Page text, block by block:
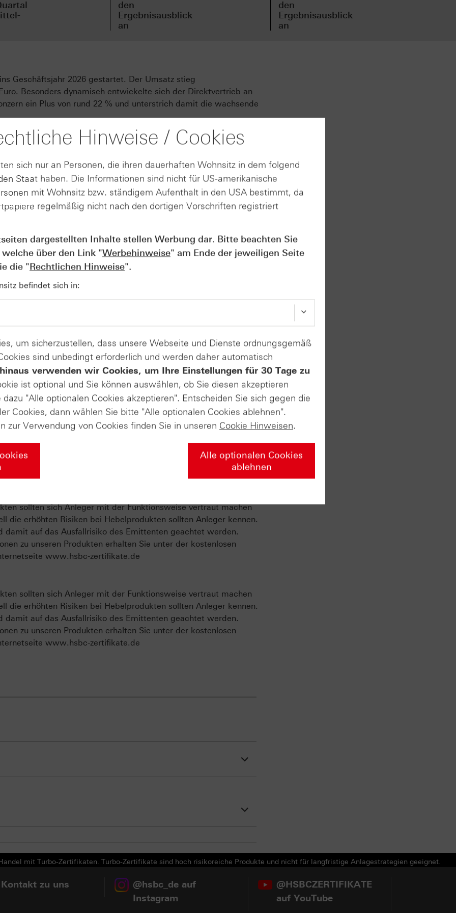
den
Ergebnisausblick
an
den
Ergebnisausblick
an
Geschäftsjahr 2026 gestartet. Der Umsatz stieg
Besonders dynamisch entwickelte sich der Direktvertrieb an
ein Plus von rund 22 % und unterstrich damit die wachsende
Die Bruttomarge lag bei ca. 51,1 %. Das
etwa 705 Mio. Euro, während die operative Marge um 0,8
fortgeführten Geschäftsbereichen stieg um rund 11 % auf ca.
durch sportliche Erfolge im Laufsport: Mit dem Modell Adizero
im Marathon der Männer als auch der Frauen erzielt. Adidas
Modell, das der Konzern bislang entwickelt habe.
begleitenden Nachrichten positiv aufgenommen. Die Adidas-
Produkte auf
Masterclass in die Welt der Derivate
über die Grundlagen der Börse wissen müssen – von den ersten
mit Zertifikaten und professionellem Money Management. Am
Ihr Wissen nochmal vertiefen soll. Falls Sie diesen Abschlusstest
HSBC-Masterclass-Zertifikat von uns! Wir würden uns sehr
unserer Masterclass
sollten sich Anleger mit der Funktionsweise vertraut machen
die erhöhten Risiken bei Hebelprodukten sollten Anleger kennen.
damit auf das Ausfallrisiko des Emittenten geachtet werden.
zu unseren Produkten erhalten Sie unter der kostenlosen
www.hsbc-zertifikate.de
sollten sich Anleger mit der Funktionsweise vertraut machen
die erhöhten Risiken bei Hebelprodukten sollten Anleger kennen.
damit auf das Ausfallrisiko des Emittenten geachtet werden.
zu unseren Produkten erhalten Sie unter der kostenlosen
www.hsbc-zertifikate.de
mit Turbo-Zertifikaten. Turbo-Zertifikate sind hoch risikoreiche Produkte und nicht für langfristige Anlagestrategien geeignet.
zu uns
@hsbc_de auf
Instagram
@HSBCZERTIFIKATE
auf YouTube
Hinweise / Cookies
sich nur an Personen, die ihren dauerhaften Wohnsitz in dem folgend
Staat haben. Die Informationen sind nicht für US-amerikanische
mit Wohnsitz bzw. ständigem Aufenthalt in den USA bestimmt, da
regelmäßig nicht nach den dortigen Vorschriften registriert
dargestellten Inhalte stellen Werbung dar. Bitte beachten Sie
über den Link "Werbehinweise" am Ende der jeweiligen Seite
die "Rechtlichen Hinweise".
befindet sich in:
um sicherzustellen, dass unsere Webseite und Dienste ordnungsgemäß
sind unbedingt erforderlich und werden daher automatisch
verwenden wir Cookies, um Ihre Einstellungen für 30 Tage zu
ist optional und Sie können auswählen, ob Sie diesen akzeptieren
"Alle optionalen Cookies akzeptieren". Entscheiden Sie sich gegen die
Cookies, dann wählen Sie bitte "Alle optionalen Cookies ablehnen".
zur Verwendung von Cookies finden Sie in unseren Cookie Hinweisen.
Alle optionalen Cookies
ablehnen